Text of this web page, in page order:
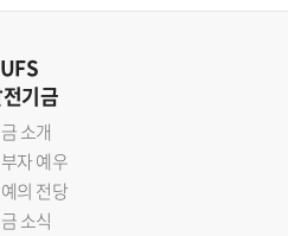
기금
소개
자 예우
의 전당
소식